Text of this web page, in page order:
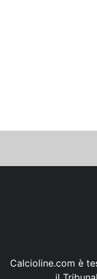
Calcioline.com è